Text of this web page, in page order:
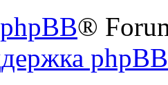
phpBB®
phpBB